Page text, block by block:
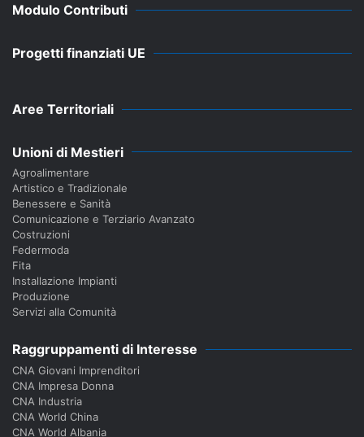
Modulo Contributi
Progetti finanziati UE
Aree Territoriali
Unioni di Mestieri
Agroalimentare
Artistico e Tradizionale
Benessere e Sanità
Comunicazione e Terziario Avanzato
Costruzioni
Federmoda
Fita
Installazione Impianti
Produzione
Servizi alla Comunità
Raggruppamenti di Interesse
CNA Giovani Imprenditori
CNA Impresa Donna
CNA Industria
CNA World China
CNA World Albania